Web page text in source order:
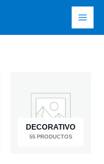
DECORATIVO
55 PRODUCTOS